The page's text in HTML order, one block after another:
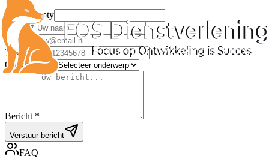
Leave empty
Naam *
E-mail *
Telefoon
Onderwerp *
Bericht *
Verstuur bericht
FAQ